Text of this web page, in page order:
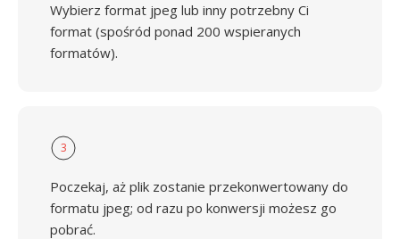
Wybierz format jpeg lub inny potrzebny Ci
format (spośród ponad 200 wspieranych
formatów).
3
Poczekaj, aż plik zostanie przekonwertowany do
formatu jpeg; od razu po konwersji możesz go
pobrać.